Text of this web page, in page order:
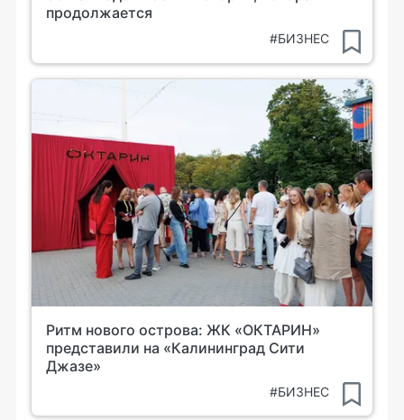
продолжается
#БИЗНЕС
Ритм нового острова: ЖК «ОКТАРИН»
представили на «Калининград Сити
Джазе»
#БИЗНЕС